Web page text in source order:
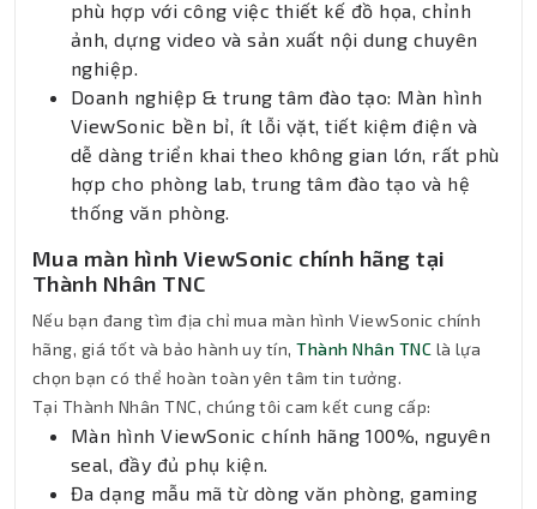
phù hợp với công việc thiết kế đồ họa, chỉnh
ảnh, dựng video và sản xuất nội dung chuyên
nghiệp.
Doanh nghiệp & trung tâm đào tạo: Màn hình
ViewSonic bền bỉ, ít lỗi vặt, tiết kiệm điện và
dễ dàng triển khai theo không gian lớn, rất phù
hợp cho phòng lab, trung tâm đào tạo và hệ
thống văn phòng.
Mua màn hình ViewSonic chính hãng tại
Thành Nhân TNC
Nếu bạn đang tìm địa chỉ mua màn hình ViewSonic chính
hãng, giá tốt và bảo hành uy tín,Thành Nhân TNC là lựa
chọn bạn có thể hoàn toàn yên tâm tin tưởng.
Tại Thành Nhân TNC, chúng tôi cam kết cung cấp:
Màn hình ViewSonic chính hãng 100%, nguyên
seal, đầy đủ phụ kiện.
Đa dạng mẫu mã từ dòng văn phòng, gaming